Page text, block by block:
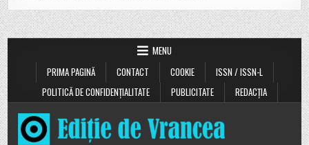
MENU
PRIMA PAGINĂ
CONTACT COOKIE
ISSN / ISSN-L
POLITICĂ DE CONFIDENȚIALITATE
PUBLICITATE REDACȚIA